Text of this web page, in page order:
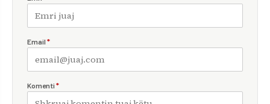
Email *
Komenti *